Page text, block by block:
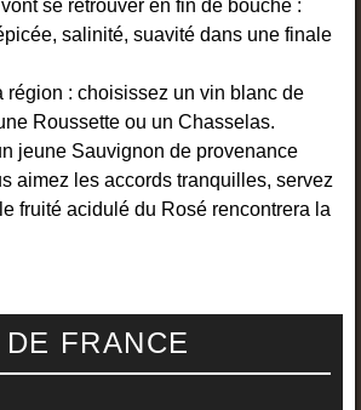
se retrouver en fin de bouche :
salinité, suavité dans une finale
région : choisissez un vin blanc de
Roussette ou un Chasselas.
jeune Sauvignon de provenance
aimez les accords tranquilles, servez
fruité acidulé du Rosé rencontrera la
FRANCE